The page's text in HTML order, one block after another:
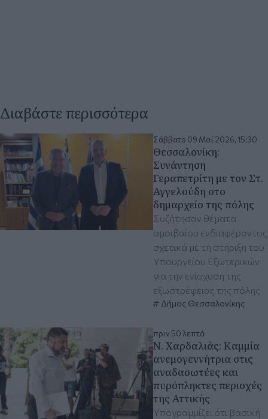
Διαβάστε περισσότερα
Σάββατο 09 Μαΐ 2026, 15:30
Θεσσαλονίκη:
Συνάντηση
Γεραπετρίτη με τον Στ.
Αγγελούδη στο
δημαρχείο της πόλης
Συζήτησαν θέματα
αμοιβαίου ενδιαφέροντος
σχετικά με τη στήριξη του
Υπουργείου Εξωτερικών
για την ενίσχυση της
εξωστρέφειας της πόλης
Δήμος Θεσσαλονίκης
πριν 50 λεπτά
Ν. Χαρδαλιάς: Καμμία
ανεμογεννήτρια στις
αναδασωτέες και
πυρόπληκτες περιοχές
της Αττικής
Υπογραμμίζει ότι βασική